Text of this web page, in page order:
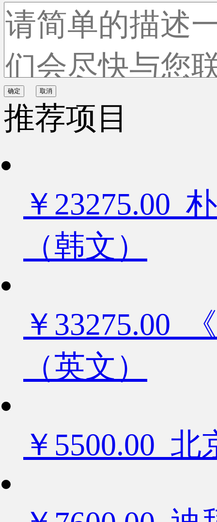
确定 取消
推荐项目
￥23275.00
（韩文）
￥33275.00
（英文）
￥5500.00